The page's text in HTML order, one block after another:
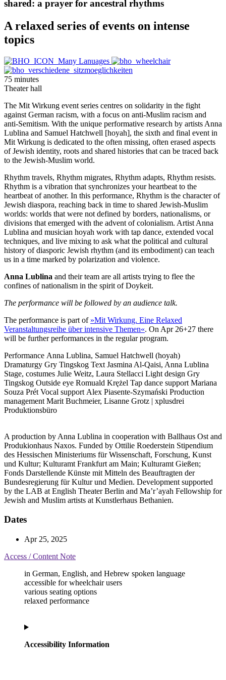
shared: a prayer for ancestral rhythms
A relaxed series of events on intense
topics
75 minutes
Theater hall
The Mit Wirkung event series centres on solidarity in the fight
against German racism, with a focus on anti-Muslim racism and
anti-Semitism. With the unique performative research by artists Anna
Lublina and Samuel Hatchwell [hoyah], the sixth and final event in
Mit Wirkung is dedicated to the often missing, often erased aspects
of Jewish identity, roots and shared histories that can be traced back
to the Jewish-Muslim world.
Rhythm travels, Rhythm migrates, Rhythm adapts, Rhythm resists.
Rhythm is a vibration that synchronizes your heartbeat to the
heartbeat of another. In this performance, Rhythm is the character of
Jewish diaspora, reaching back in time to shared Jewish-Muslim
worlds: worlds that were not defined by borders, nationalisms, or
divisions that emerged with the advent of colonialism. Artist Anna
Lublina and musician hoyah work with tap dance, extended vocal
techniques, and live mixing to ask what the political and cultural
history of diasporic Jewish rhythm (and its embodiment) can teach
us in a time marked by polarization and violence.
Anna Lublina and their team are all artists trying to flee the
confines of nationalism in the spirit of Doykeit.
The performance will be followed by an audience talk.
The performance is part of »Mit Wirkung. Eine Relaxed
Veranstaltungsreihe über intensive Themen«. On Apr 26+27 there
will be further performances in the regular program.
Performance Anna Lublina, Samuel Hatchwell (hoyah)
Dramaturgy Gry Tingskog Text Jasmina Al-Qaisi, Anna Lublina
Stage, costumes Julie Weitz, Laura Stellacci Light design Gry
Tingskog Outside eye Romuald Krężel Tap dance support Mariana
Souza Prét Vocal support Alex Piasente-Szymański Production
management Marit Buchmeier, Lisanne Grotz | xplusdrei
Produktionsbüro
A production by Anna Lublina in cooperation with Ballhaus Ost and
Produkionhaus Naxos. Funded by Ottilie Roederstein Stipendium
des Hessischen Ministeriums für Wissenschaft, Forschung, Kunst
und Kultur; Kulturamt Frankfurt am Main; Kulturamt Gießen;
Fonds Darstellende Künste mit Mitteln des Beauftragten der
Bundesregierung für Kultur und Medien. Development supported
by the LAB at English Theater Berlin and Ma’r’ayah Fellowship for
Jewish and Muslim artists at Kunstlerhaus Bethanien.
Dates
Apr 25, 2025
Access / Content Note
in German, English, and Hebrew spoken language
accessible for wheelchair users
various seating options
relaxed performance
Accessibility Information